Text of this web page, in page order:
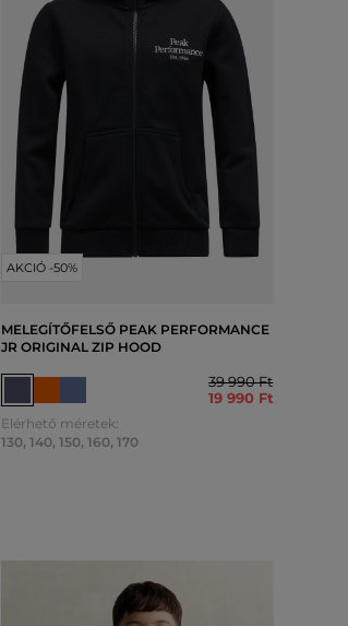
AKCIÓ -50%
MELEGÍTŐFELSŐ PEAK PERFORMANCE
JR ORIGINAL ZIP HOOD
39 990 Ft
19 990 Ft
Elérhető méretek:
130, 140, 150, 160, 170